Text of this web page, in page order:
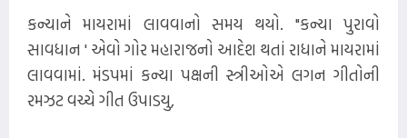
કન્યાને માયરામાં લાવવાનો સમય થયો. "કન્યા પુરાવો
સાવધાન ' એવો ગોર મહારાજનો આદેશ થતાં રાધાને માયરામાં
લાવવામાં. મંડપમાં કન્યા પક્ષની સ્ત્રીઓએ લગન ગીતોની
રમઝટ વચ્ચે ગીત ઉપાડયુ,